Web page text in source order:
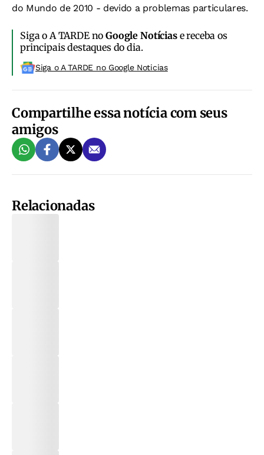
do Mundo de 2010 - devido a problemas particulares.
Siga o A TARDE noGoogle Notíciase receba os
principais destaques do dia.
Siga o A TARDE no Google Noticias
Compartilhe essa notícia com seus
amigos
Relacionadas